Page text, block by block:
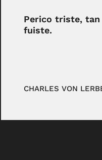
Perico triste, tan
fuiste.
CHARLES VON